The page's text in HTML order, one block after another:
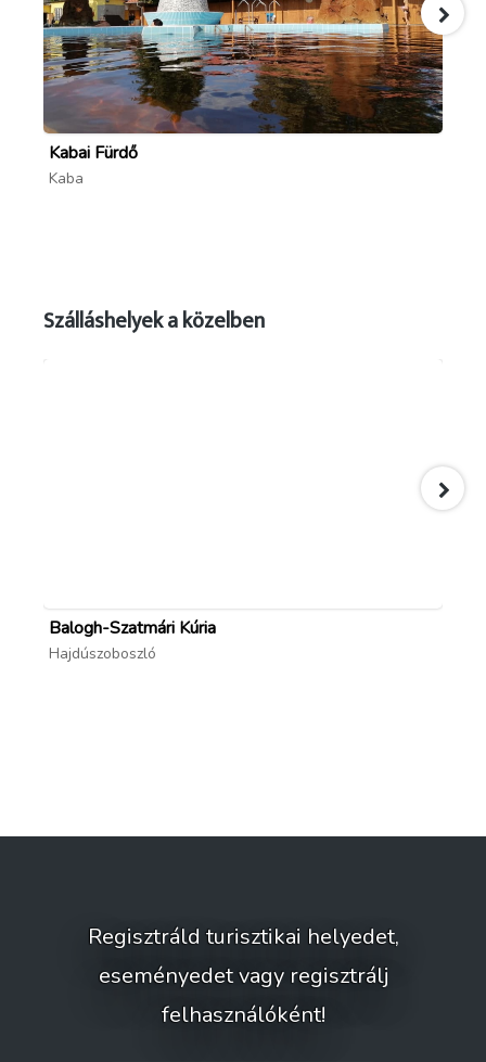
Forrás: foldes.hu
; foldesinepfoiskola.webnode.hu
Kabai Fürdő
Kaba
Szálláshelyek a közelben
Balogh-Szatmári Kúria
Hajdúszoboszló
Regisztráld turisztikai helyedet,
eseményedet vagy regisztrálj
felhasználóként!